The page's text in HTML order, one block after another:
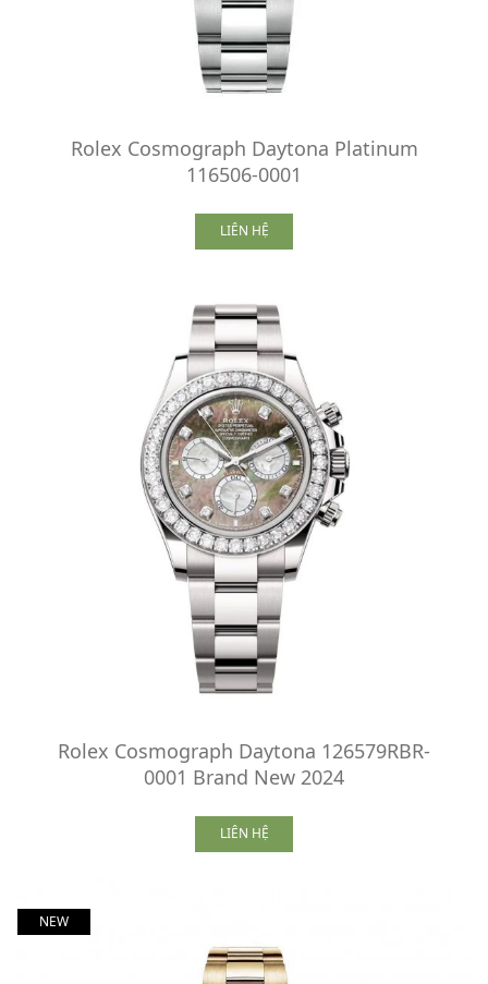
Rolex Cosmograph Daytona Platinum
116506-0001
LIÊN HỆ
Rolex Cosmograph Daytona 126579RBR-
0001 Brand New 2024
LIÊN HỆ
NEW